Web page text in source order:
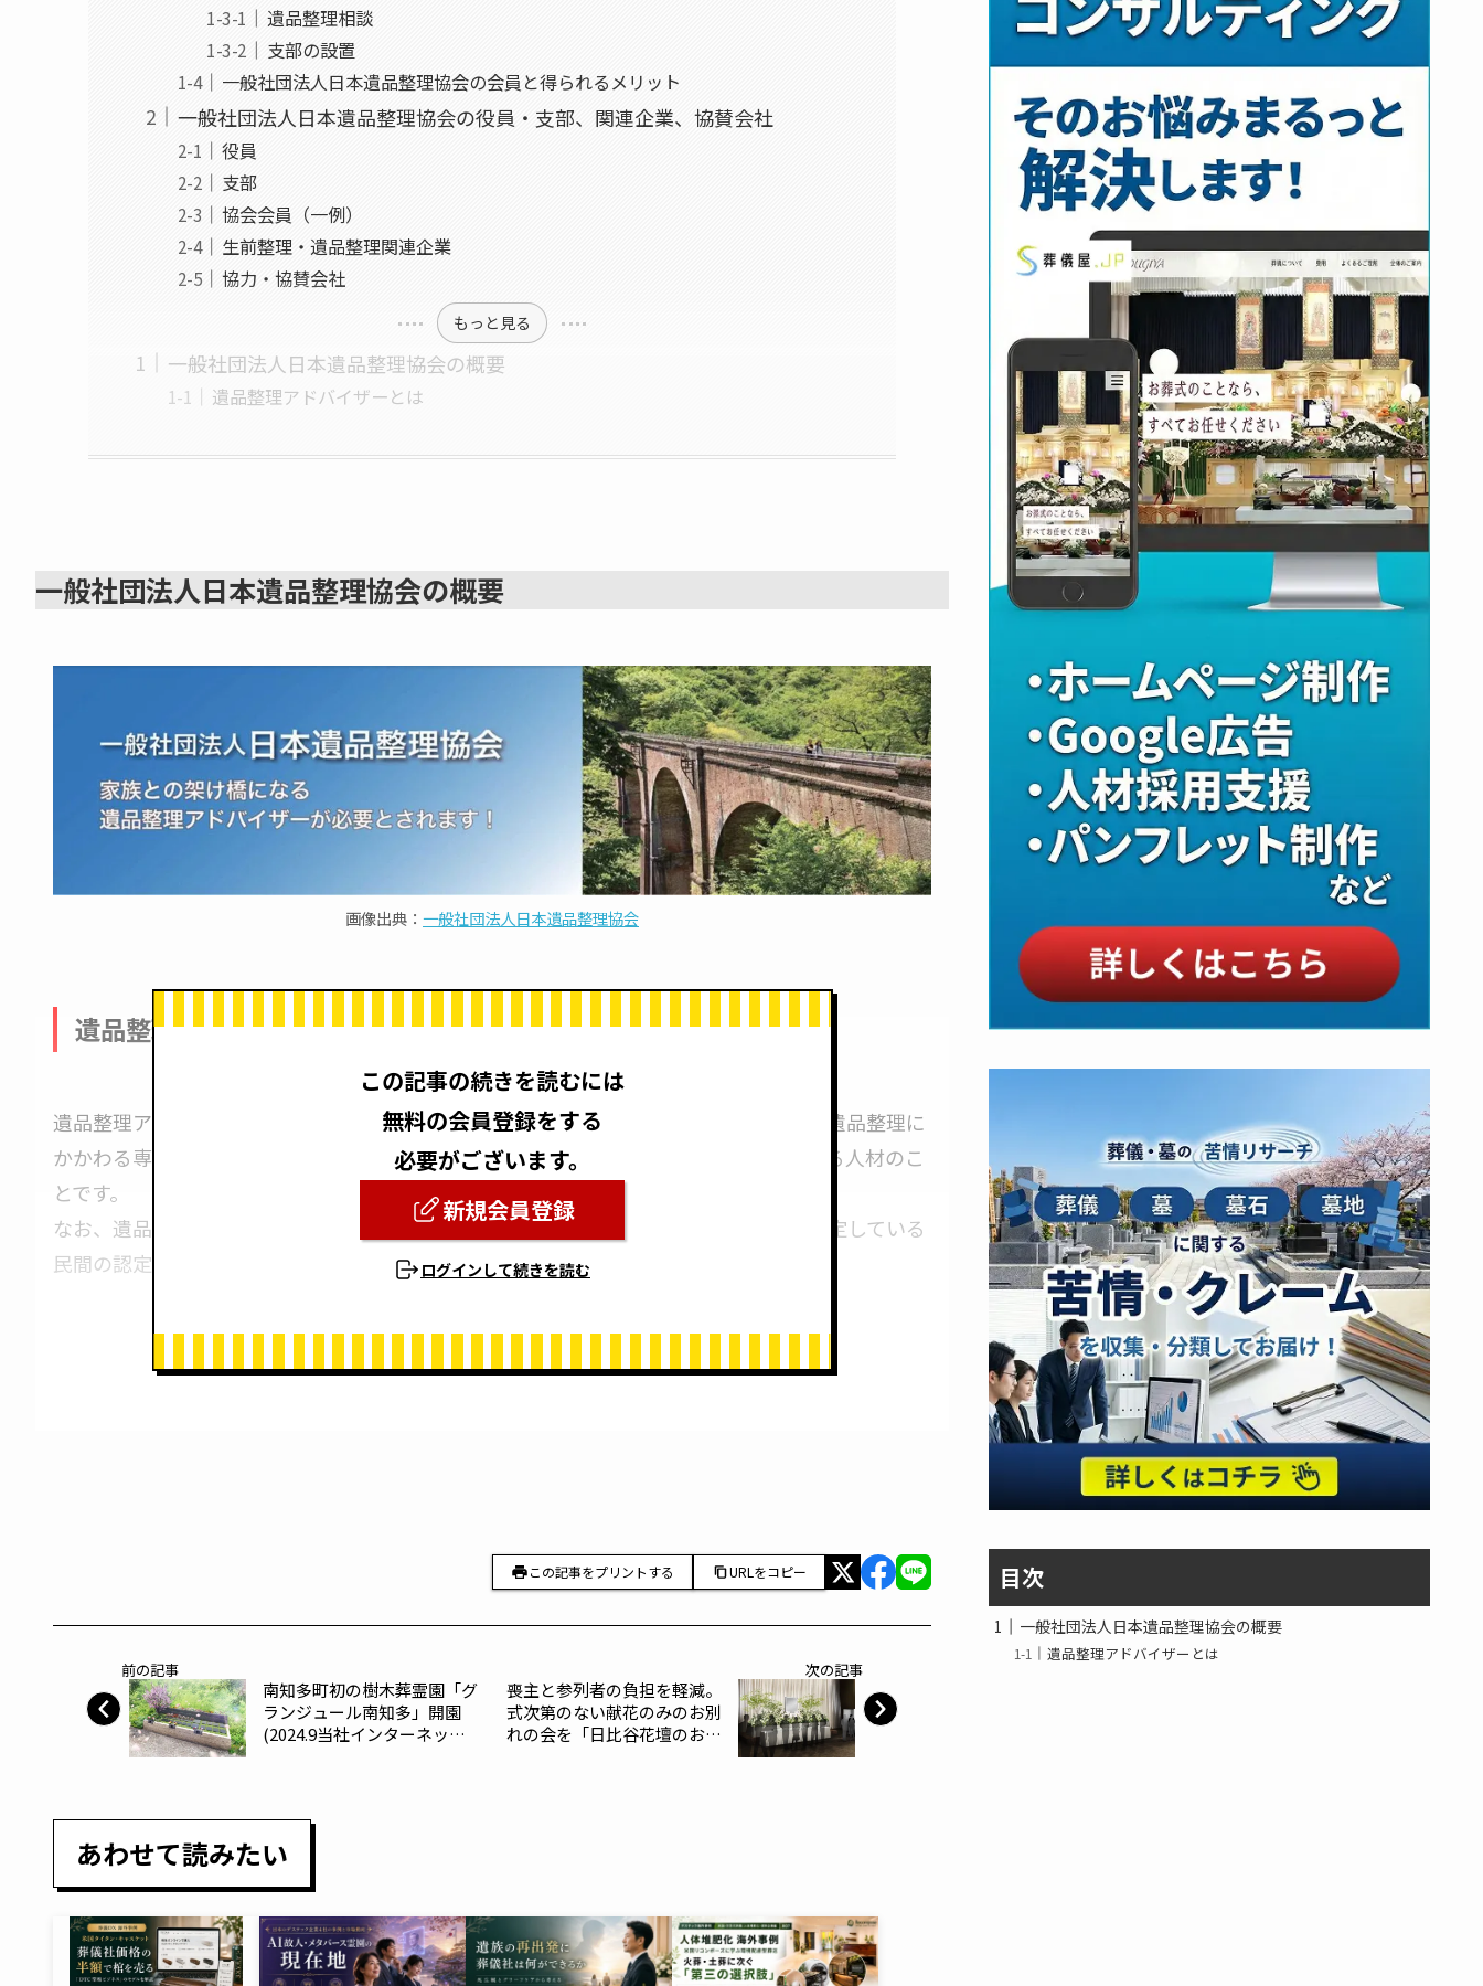
遺品整理相談
支部の設置
一般社団法人日本遺品整理協会の会員と得られるメリット
一般社団法人日本遺品整理協会の役員・支部、関連企業、協賛会社
役員
支部
協会会員（一例）
生前整理・遺品整理関連企業
協力・協賛会社
もっと見る
一般社団法人日本遺品整理協会の概要
遺品整理アドバイザーとは
一般社団法人日本遺品整理協会の概要
画像出典： 一般社団法人日本遺品整理協会
遺品整理アドバイザーとは
遺品整理アドバイザーとは、ご遺族様や依頼者が安心して遺品整理を進められるよう、遺品整理に
かかわる専門知識とともに遺品整理を望む人に寄り添いながら適切なアドバイスが行える人材のこ
とです。
なお、遺品整理アドバイザーは国家資格ではなく、一般社団法人日本遺品整理協会が設定している
民間の認定資格です。
この記事の続きを読むには
無料の会員登録をする
必要がございます。
新規会員登録
ログインして続きを読む
この記事をプリントする URLをコピー
前の記事
南知多町初の樹木葬霊園「グ
ランジュール南知多」開園
(2024.9当社インターネット
次の記事
喪主と参列者の負担を軽減。
式次第のない献花のみのお別
れの会を「日比谷花壇のお葬
あわせて読みたい
目次
一般社団法人日本遺品整理協会の概要
遺品整理アドバイザーとは